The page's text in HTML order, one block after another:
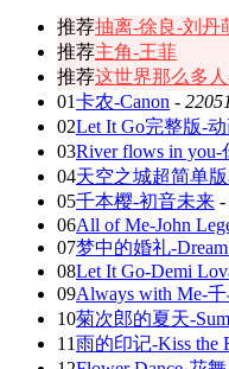
推荐抽离-徐良-刘丹
推荐主角-王菲
推荐这世界那么多
01卡农-Canon -
02Let It Go完整版-
03River flows in
04天空之城超简单
05千本樱-初音未来 -
06All of Me-John
07梦中的婚礼-
08Let It Go-Demi
09Always with Me-
10菊次郎的夏天-
11雨的印记-Kiss the